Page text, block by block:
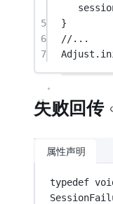
5
}
6
//...
7
Adjust .
失败回传
属性声明
typedef